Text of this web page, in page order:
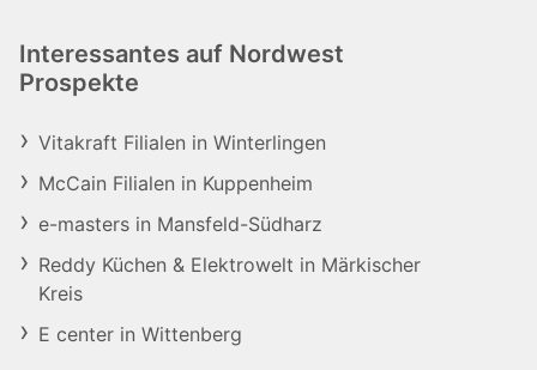
Interessantes auf Nordwest
Prospekte
Vitakraft Filialen in Winterlingen
McCain Filialen in Kuppenheim
e-masters in Mansfeld-Südharz
Reddy Küchen & Elektrowelt in Märkischer
Kreis
E center in Wittenberg